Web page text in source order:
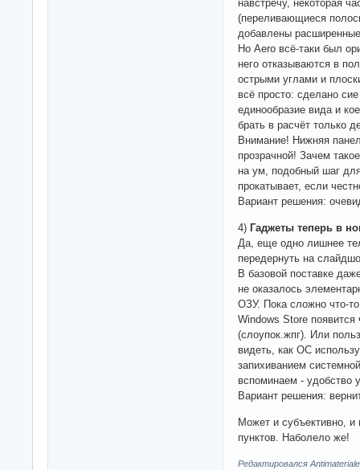
навстречу, некоторая
(переливающиеся
добавлены
Но Aero всё-таки был
него отказываются в
острыми углами и
всё просто: сделано
единообразие вида и
брать в расчёт только
Внимание! Нижняя
прозрачной! Зачем
на ум, подобный шаг
прокатывает, если
Вариант решения:
4) Гаджеты теперь в
Да, еще одно лишнее
передернуть на
В базовой поставке
не оказалось
ОЗУ. Пока сложно что-
Windows Store появится
(слоупок.жпг). Или
видеть, как ОС
запихиванием
вспоминаем - удобство
Вариант решения:
Может и субъективно,
пунктов. Наболело же!
Редактировался